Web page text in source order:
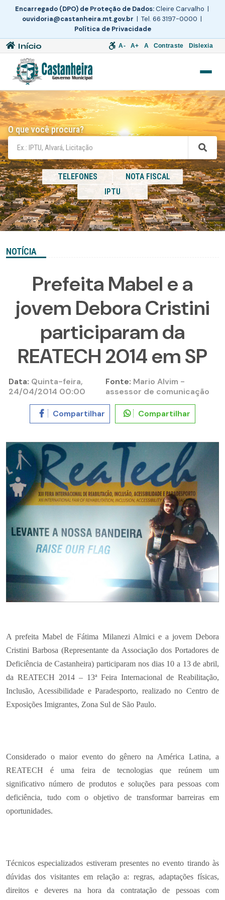
Encarregado (DPO) de Proteção de Dados:Cleire Carvalho |
ouvidoria@castanheira.mt.gov.br | Tel. 66 3197-0000 |
Política de Privacidade
Início A- A+ A Contraste Dislexia
O que você procura?
TELEFONES
NOTA FISCAL
IPTU
NOTÍCIA
Prefeita Mabel e a
jovem Debora Cristini
participaram da
REATECH 2014 em SP
Data: Quinta-feira,
24/04/2014 00:00
Fonte: Mario Alvim -
assessor de comunicação
Compartilhar Compartilhar
A prefeita Mabel de Fátima Milanezi Almici e a jovem Debora
Cristini Barbosa (Representante da Associação dos Portadores de
Deficiência de Castanheira) participaram nos dias 10 a 13 de abril,
da REATECH 2014 – 13ª Feira Internacional de Reabilitação,
Inclusão, Acessibilidade e Paradesporto, realizado no Centro de
Exposições Imigrantes, Zona Sul de São Paulo.
Considerado o maior evento do gênero na América Latina, a
REATECH é uma feira de tecnologias que reúnem um
significativo número de produtos e soluções para pessoas com
deficiência, tudo com o objetivo de transformar barreiras em
oportunidades.
Técnicos especializados estiveram presentes no evento tirando às
dúvidas dos visitantes em relação a: regras, adaptações físicas,
direitos e deveres na hora da contratação de pessoas com